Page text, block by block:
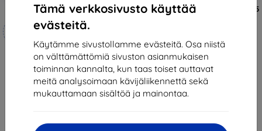
Tämä verkkosivusto käyttää
evästeitä.
Käytämme sivustollamme evästeitä. Osa niistä
on välttämättömiä sivuston asianmukaisen
toiminnan kannalta, kun taas toiset auttavat
meitä analysoimaan kävijäliikennettä sekä
mukauttamaan sisältöä ja mainontaa.
3mk Hammer protective film
Mittojen mukaan
21,90 €
19,70 €
Varastossa 4 kpl
3MK FlexibleGlass Xiaomi Redmi 5
Hybrid Glass
11,61 €
Varastossa > 5 kpl